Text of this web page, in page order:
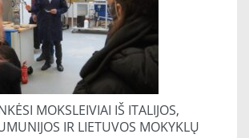
MOKSLEIVIAI IŠ ITALIJOS,
IR LIETUVOS MOKYKLŲ